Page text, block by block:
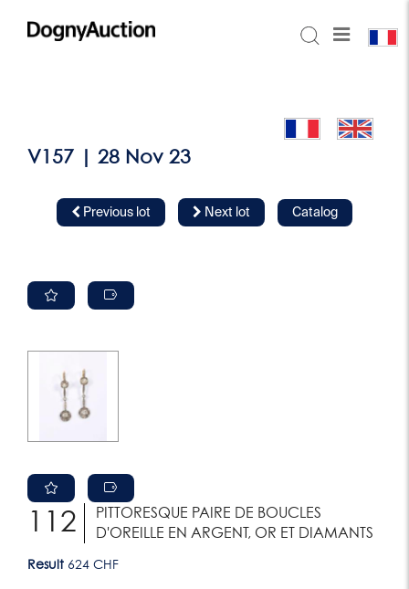
V157 | 28 Nov 23
Previous lot Next lot Catalog
112
PITTORESQUE PAIRE DE BOUCLES
D'OREILLE EN ARGENT, OR ET DIAMANTS
Result 624 CHF